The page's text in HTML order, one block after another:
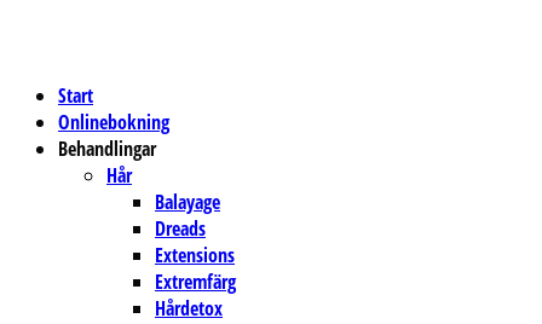
Start
Onlinebokning
Behandlingar
Hår
Balayage
Dreads
Extensions
Extremfärg
Hårdetox